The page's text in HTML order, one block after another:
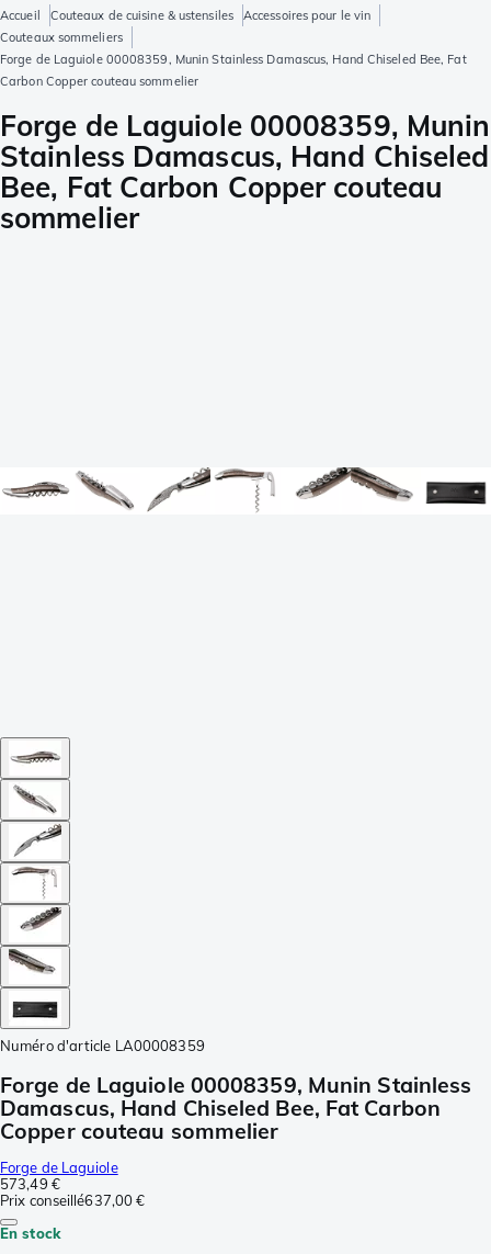
Accueil Couteaux de cuisine & ustensiles
Accessoires pour le vin
Couteaux sommeliers
Forge de Laguiole 00008359, Munin Stainless Damascus, Hand Chiseled Bee, Fat
Carbon Copper couteau sommelier
Forge de Laguiole 00008359, Munin
Stainless Damascus, Hand Chiseled
Bee, Fat Carbon Copper couteau
sommelier
Numéro d'article LA00008359
Forge de Laguiole 00008359, Munin Stainless
Damascus, Hand Chiseled Bee, Fat Carbon
Copper couteau sommelier
Forge de Laguiole
573,49 €
Prix conseillé637,00 €
En stock